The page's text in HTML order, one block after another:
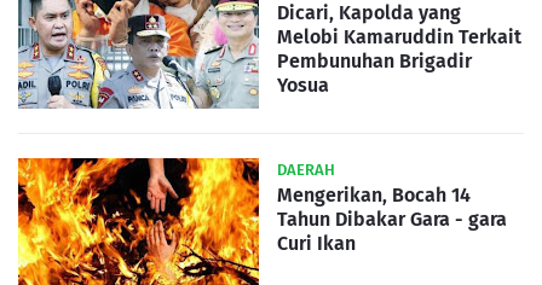
Dicari, Kapolda yang
Melobi Kamaruddin Terkait
Pembunuhan Brigadir
Yosua
DAERAH
Mengerikan, Bocah 14
Tahun Dibakar Gara - gara
Curi Ikan